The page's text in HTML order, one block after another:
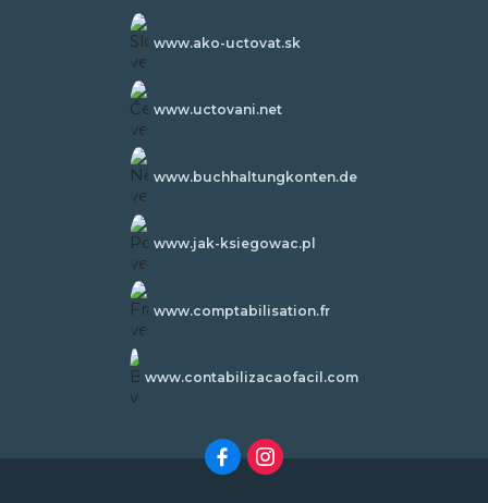
www.ako-uctovat.sk
www.uctovani.net
www.buchhaltungkonten.de
www.jak-ksiegowac.pl
www.comptabilisation.fr
www.contabilizacaofacil.com